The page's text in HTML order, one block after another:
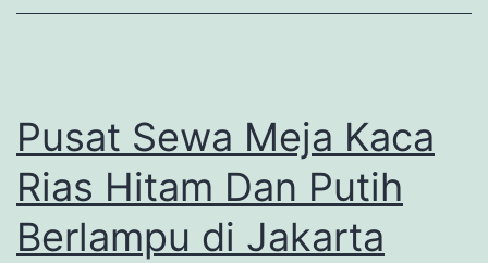
Pusat Sewa Meja Kaca
Rias Hitam Dan Putih
Berlampu di Jakarta